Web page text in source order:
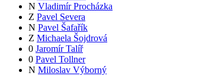
N Vladimír Procházka
Z Pavel Severa
N Pavel Šafařík
Z Michaela Šojdrová
0 Jaromír Talíř
0 Pavel Tollner
N Miloslav Výborný